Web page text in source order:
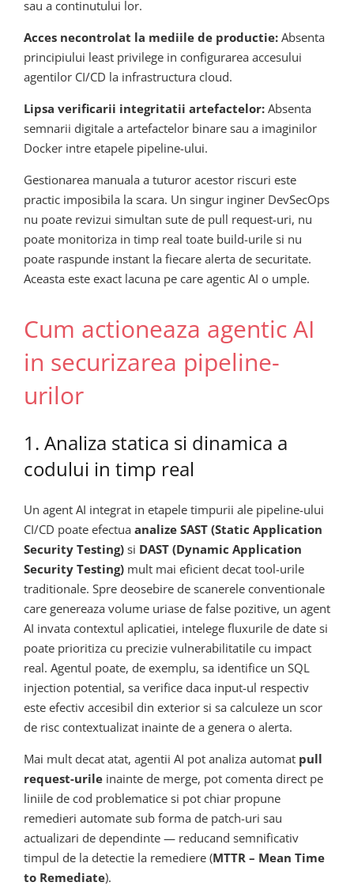
sau a continutului lor.
Acces necontrolat la mediile de productie: Absenta
principiului least privilege in configurarea accesului
agentilor CI/CD la infrastructura cloud.
Lipsa verificarii integritatii artefactelor: Absenta
semnarii digitale a artefactelor binare sau a imaginilor
Docker intre etapele pipeline-ului.
Gestionarea manuala a tuturor acestor riscuri este
practic imposibila la scara. Un singur inginer DevSecOps
nu poate revizui simultan sute de pull request-uri, nu
poate monitoriza in timp real toate build-urile si nu
poate raspunde instant la fiecare alerta de securitate.
Aceasta este exact lacuna pe care agentic AI o umple.
Cum actioneaza agentic AI
in securizarea pipeline-
urilor
1. Analiza statica si dinamica a
codului in timp real
Un agent AI integrat in etapele timpurii ale pipeline-ului
CI/CD poate efectua analize SAST (Static Application
Security Testing) si DAST (Dynamic Application
Security Testing) mult mai eficient decat tool-urile
traditionale. Spre deosebire de scanerele conventionale
care genereaza volume uriase de false pozitive, un agent
AI invata contextul aplicatiei, intelege fluxurile de date si
poate prioritiza cu precizie vulnerabilitatile cu impact
real. Agentul poate, de exemplu, sa identifice un SQL
injection potential, sa verifice daca input-ul respectiv
este efectiv accesibil din exterior si sa calculeze un scor
de risc contextualizat inainte de a genera o alerta.
Mai mult decat atat, agentii AI pot analiza automat pull
request-urile inainte de merge, pot comenta direct pe
liniile de cod problematice si pot chiar propune
remedieri automate sub forma de patch-uri sau
actualizari de dependinte — reducand semnificativ
timpul de la detectie la remediere (MTTR – Mean Time
to Remediate).